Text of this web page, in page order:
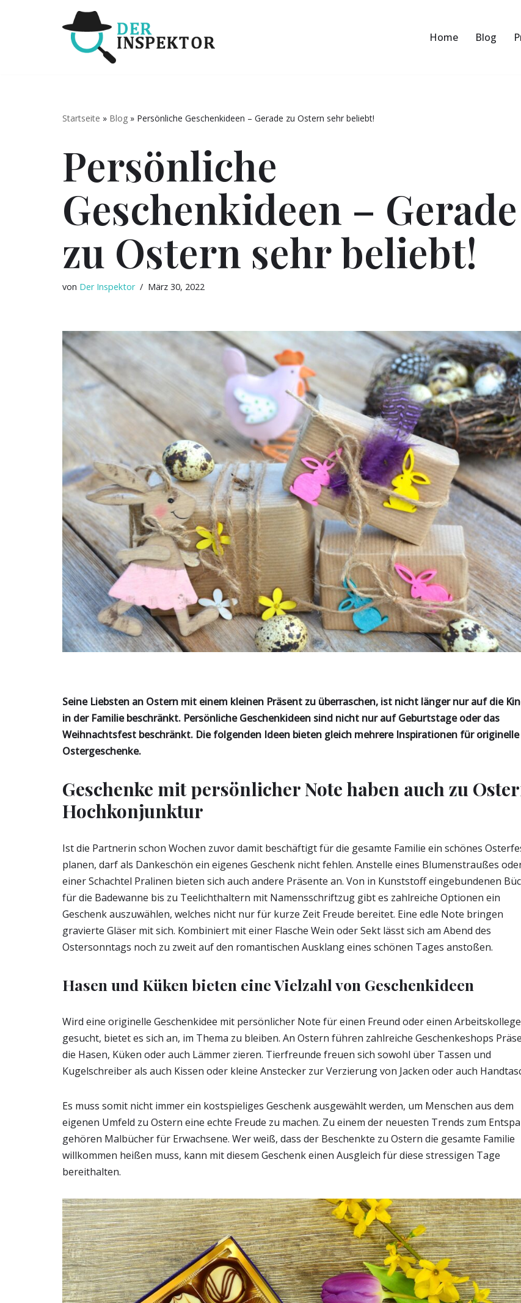
Home Blog
Startseite » Blog » Persönliche Geschenkideen – Gerade zu Ostern sehr beliebt!
Persönliche
Geschenkideen – Gerade
zu Ostern sehr beliebt!
von Der Inspektor März 30, 2022
Seine Liebsten an Ostern mit einem kleinen Präsent zu überraschen, ist nicht länger nur auf die
in der Familie beschränkt. Persönliche Geschenkideen sind nicht nur auf Geburtstage oder das
Weihnachtsfest beschränkt. Die folgenden Ideen bieten gleich mehrere Inspirationen für originelle
Ostergeschenke.
Geschenke mit persönlicher Note haben auch zu
Hochkonjunktur
Ist die Partnerin schon Wochen zuvor damit beschäftigt für die gesamte Familie ein schönes
planen, darf als Dankeschön ein eigenes Geschenk nicht fehlen. Anstelle eines Blumenstraußes
einer Schachtel Pralinen bieten sich auch andere Präsente an. Von in Kunststoff eingebundenen
für die Badewanne bis zu Teelichthaltern mit Namensschriftzug gibt es zahlreiche Optionen ein
Geschenk auszuwählen, welches nicht nur für kurze Zeit Freude bereitet. Eine edle Note bringen
gravierte Gläser mit sich. Kombiniert mit einer Flasche Wein oder Sekt lässt sich am Abend des
Ostersonntags noch zu zweit auf den romantischen Ausklang eines schönen Tages anstoßen.
Hasen und Küken bieten eine Vielzahl von Geschenkideen
Wird eine originelle Geschenkidee mit persönlicher Note für einen Freund oder einen
gesucht, bietet es sich an, im Thema zu bleiben. An Ostern führen zahlreiche Geschenkeshops
die Hasen, Küken oder auch Lämmer zieren. Tierfreunde freuen sich sowohl über Tassen und
Kugelschreiber als auch Kissen oder kleine Anstecker zur Verzierung von Jacken oder auch
Es muss somit nicht immer ein kostspieliges Geschenk ausgewählt werden, um Menschen aus dem
eigenen Umfeld zu Ostern eine echte Freude zu machen. Zu einem der neuesten Trends zum
gehören Malbücher für Erwachsene. Wer weiß, dass der Beschenkte zu Ostern die gesamte Familie
willkommen heißen muss, kann mit diesem Geschenk einen Ausgleich für diese stressigen Tage
bereithalten.